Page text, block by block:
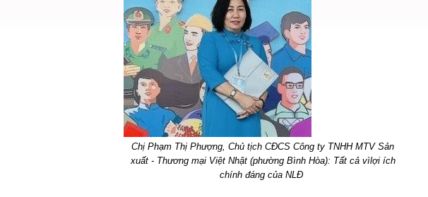
Chị Phạm Thị Phượng, Chủ tịch CĐCS Công ty TNHH MTV Sản
xuất - Thương mại Việt Nhật (phường Bình Hòa): Tất cả vìlợi ích
chính đáng của NLĐ